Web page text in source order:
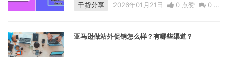
干货分享 2026年01月21日 0 点赞 0 评
亚马逊做站外促销怎么样？有哪些渠道？